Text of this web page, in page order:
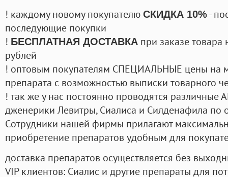
! каждому новому покупателю СКИДКА 10%-
последующие покупки
! БЕСПЛАТНАЯ ДОСТАВКА при заказе
рублей
! оптовым покупателям СПЕЦИАЛЬНЫЕ цены на
препарата с возможностью выписки товарного
! так же у нас постоянно проводятся
дженерики Левитры, Сиалиса и Силденафила по
Cотрудники нашей фирмы прилагают
приобретение препаратов удобным для
доставка препаратов осуществляется без
VIP клиентов: Сиалис и другие препараты для